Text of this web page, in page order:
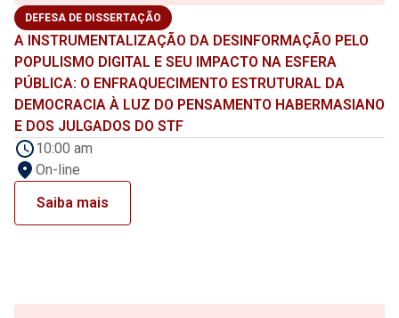
DEFESA DE DISSERTAÇÃO
A INSTRUMENTALIZAÇÃO DA DESINFORMAÇÃO PELO
POPULISMO DIGITAL E SEU IMPACTO NA ESFERA
PÚBLICA: O ENFRAQUECIMENTO ESTRUTURAL DA
DEMOCRACIA À LUZ DO PENSAMENTO HABERMASIANO
E DOS JULGADOS DO STF
10:00 am
On-line
Saiba mais